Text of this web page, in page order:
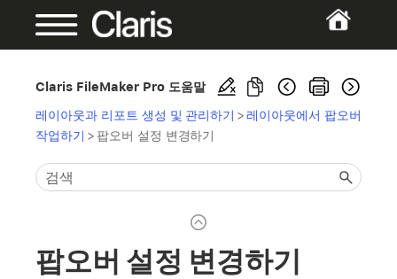
Claris FileMaker Pro 도움말
레이아웃과 리포트 생성 및 관리하기 >레이아웃에서 팝오버
작업하기 > 팝오버 설정 변경하기
팝오버 설정 변경하기